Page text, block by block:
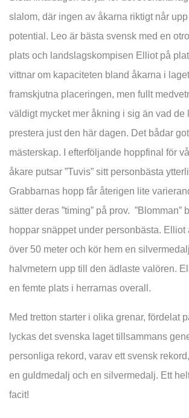
slalom, där ingen av åkarna riktigt når
potential. Leo är bästa svensk med en
plats och landslagskompisen Elliot på
vittnar om kapaciteten bland åkarna i
framskjutna placeringen, men fullt
väldigt mycket mer åkning i sig än vad de
prestera just den här dagen. Det bådar
mästerskap. I efterföljande hoppfinal för
åkare putsar ”Tuvis” sitt personbästa
Grabbarnas hopp får återigen lite
sätter deras ”timing” på prov. ”Blomman”
hoppar snäppet under personbästa. Elliot
över 50 meter och kör hem en
halvmetern upp till den ädlaste valören.
en femte plats i herrarnas overall.
Med tretton starter i olika grenar, fördelat
lyckas det svenska laget tillsammans
personliga rekord, varav ett svensk
en guldmedalj och en silvermedalj. Ett
facit!